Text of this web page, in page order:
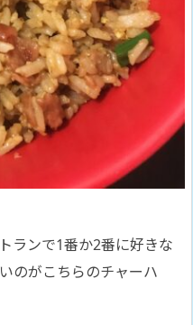
ランで1番か2番に好きな
のがこちらのチャーハ